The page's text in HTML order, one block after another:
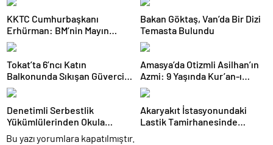
KKTC Cumhurbaşkanı
Erhürman: BM’nin Mayın
Temizleme Önerisi Rum
Tarafınca Reddedildi
Bakan Göktaş, Van’da Bir Dizi
Temasta Bulundu
Tokat’ta 6’ncı Katın
Balkonunda Sıkışan Güvercini
İtfaiye Kurtardı
Amasya’da Otizmli Asilhan’ın
Azmi: 9 Yaşında Kur’an-ı
Kerim Okumayı Öğrendi
Denetimli Serbestlik
Yükümlülerinden Okula
Temizlik Desteği
Akaryakıt İstasyonundaki
Lastik Tamirhanesinde
Bu yazı yorumlara kapatılmıştır.